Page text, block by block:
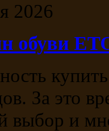
2026
обуви
За это
выбор и